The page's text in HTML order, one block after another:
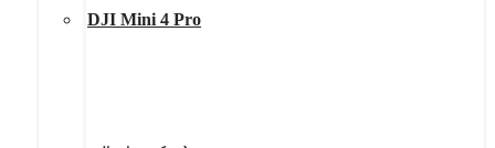
DJI Mini 4 Pro